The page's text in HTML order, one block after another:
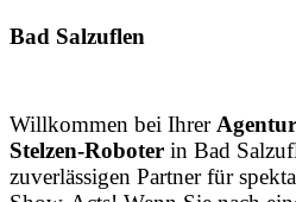
Bad Salzuflen
Willkommen bei Ihrer
Stelzen-Roboter in Bad
zuverlässigen Partner für